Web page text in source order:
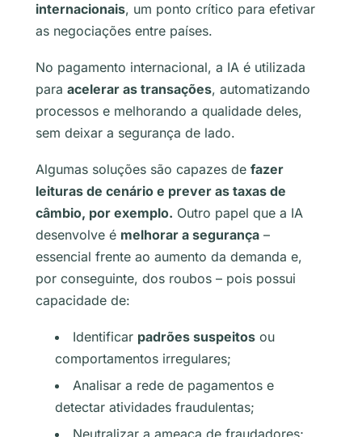
internacionais, um ponto crítico para efetivar
as negociações entre países.
No pagamento internacional, a IA é utilizada
para acelerar as transações, automatizando
processos e melhorando a qualidade deles,
sem deixar a segurança de lado.
Algumas soluções são capazes de fazer
leituras de cenário e prever as taxas de
câmbio, por exemplo. Outro papel que a IA
desenvolve é melhorar a segurança –
essencial frente ao aumento da demanda e,
por conseguinte, dos roubos – pois possui
capacidade de:
Identificar padrões suspeitos ou
comportamentos irregulares;
Analisar a rede de pagamentos e
detectar atividades fraudulentas;
Neutralizar a ameaça de fraudadores;